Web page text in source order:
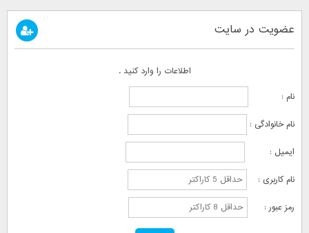
عضویت در سایت
اطلاعات را وارد کنید .
نام :
نام خانوادگی :
ایمیل :
نام کاربری :
رمز عبور :